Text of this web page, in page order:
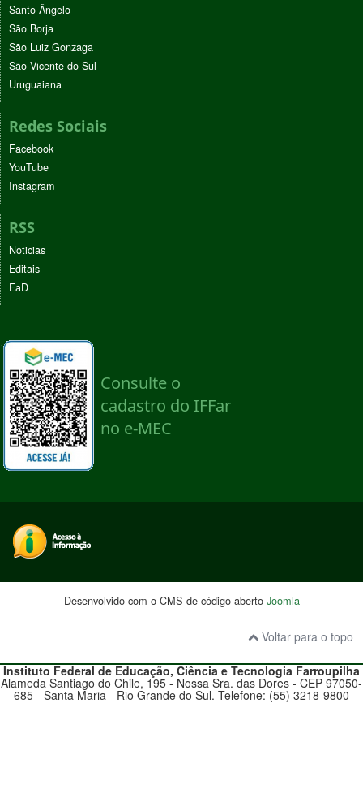
Santo Ângelo
São Borja
São Luiz Gonzaga
São Vicente do Sul
Uruguaiana
Redes Sociais
Facebook
YouTube
Instagram
RSS
Noticias
Editais
EaD
Desenvolvido com o CMS de código aberto Joomla
Voltar para o topo
Instituto Federal de Educação, Ciência e Tecnologia Farroupilha
Alameda Santiago do Chile, 195 - Nossa Sra. das Dores - CEP 97050-
685 - Santa Maria - Rio Grande do Sul. Telefone: (55) 3218-9800